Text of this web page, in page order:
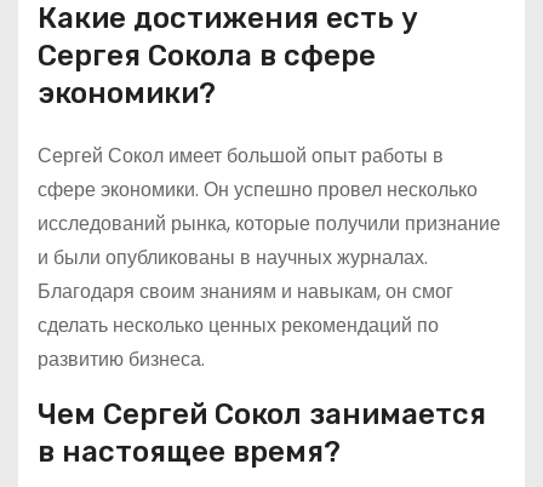
Какие достижения есть у
Сергея Сокола в сфере
экономики?
Сергей Сокол имеет большой опыт работы в
сфере экономики. Он успешно провел несколько
исследований рынка, которые получили признание
и были опубликованы в научных журналах.
Благодаря своим знаниям и навыкам, он смог
сделать несколько ценных рекомендаций по
развитию бизнеса.
Чем Сергей Сокол занимается
в настоящее время?